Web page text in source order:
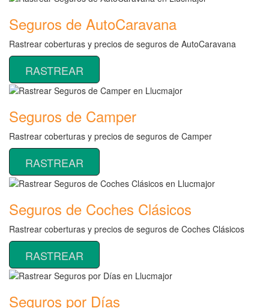
Seguros de AutoCaravana
Rastrear coberturas y precios de seguros de AutoCaravana
RASTREAR
Seguros de Camper
Rastrear coberturas y precios de seguros de Camper
RASTREAR
Seguros de Coches Clásicos
Rastrear coberturas y precios de seguros de Coches Clásicos
RASTREAR
Seguros por Días